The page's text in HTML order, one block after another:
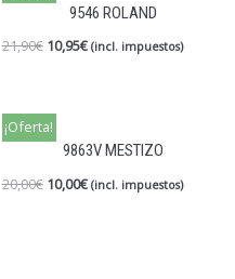
9546 ROLAND
21,90€ 10,95€ (incl. impuestos)
¡Oferta!
9863V MESTIZO
20,00€ 10,00€ (incl. impuestos)